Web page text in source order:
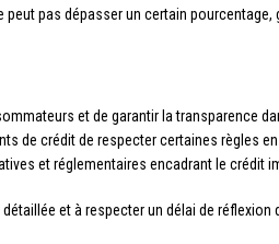
pas dépasser un certain pourcentage,
et de garantir la transparence
de crédit de respecter certaines règles
et réglementaires encadrant le crédit
et à respecter un délai de réflexion